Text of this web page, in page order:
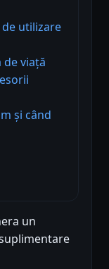
utilizare
viață
și când
un